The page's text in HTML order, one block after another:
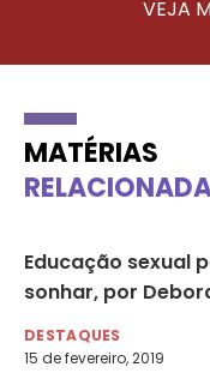
VEJA
MATÉRIAS
Educação sexual
sonhar, por
DESTAQUES
15 de fevereiro, 2019